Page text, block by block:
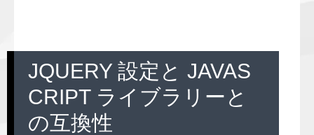
JQUERY 設定と JAVAS
CRIPT ライブラリーと
の互換性